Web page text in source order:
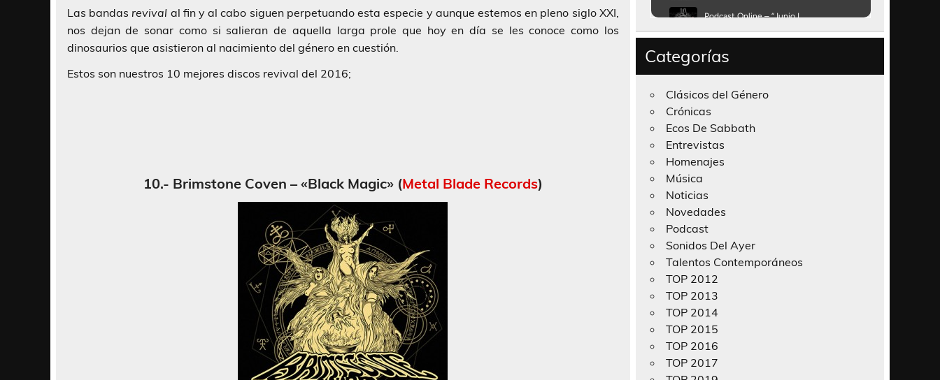
Las bandas revival al fin y al cabo siguen perpetuando esta especie y aunque estemos en pleno siglo XXI,
nos dejan de sonar como si salieran de aquella larga prole que hoy en día se les conoce como los
dinosaurios que asistieron al nacimiento del género en cuestión.
Estos son nuestros 10 mejores discos revival del 2016;
10.- Brimstone Coven – «Black Magic» (Metal Blade Records)
Categorías
Clásicos del Género
Crónicas
Ecos De Sabbath
Entrevistas
Homenajes
Música
Noticias
Novedades
Podcast
Sonidos Del Ayer
Talentos Contemporáneos
TOP 2012
TOP 2013
TOP 2014
TOP 2015
TOP 2016
TOP 2017